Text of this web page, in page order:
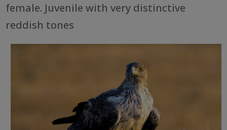
female. Juvenile with very distinctive
reddish tones